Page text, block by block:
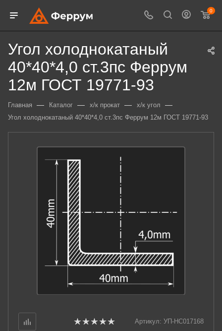
0
Угол холоднокатаный
40*40*4,0 ст.3пс Феррум
12м ГОСТ 19771-93
Главная — Каталог — х/к прокат — х/к угол —
Угол холоднокатаный 40*40*4,0 ст.3пс Феррум 12м ГОСТ 19771-93
Артикул: УП-НС017168